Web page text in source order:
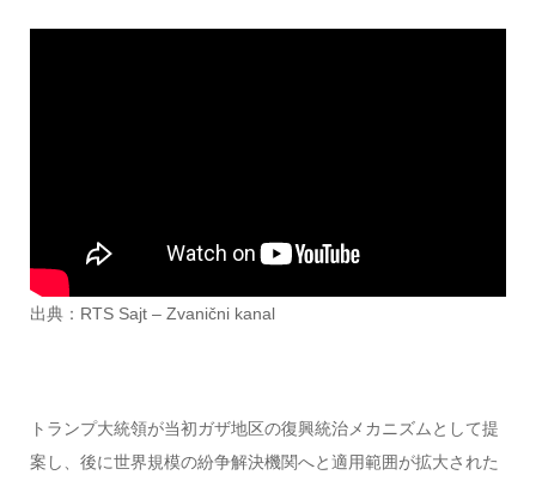
出典：RTS Sajt – Zvanični kanal
トランプ大統領が当初ガザ地区の復興統治メカニズムとして提
案し、後に世界規模の紛争解決機関へと適用範囲が拡大された